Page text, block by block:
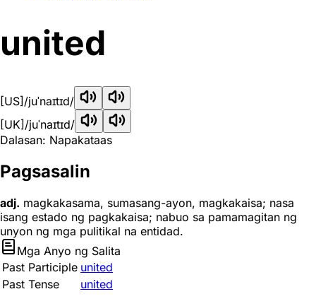
united
[US] /juˈnaɪtɪd/
[UK] /juˈnaɪtɪd/
Dalasan: Napakataas
Pagsasalin
adj. magkakasama, sumasang-ayon, magkakaisa; nasa
isang estado ng pagkakaisa; nabuo sa pamamagitan ng
unyon ng mga pulitikal na entidad.
Mga Anyo ng Salita
Past Participle united
Past Tense
united